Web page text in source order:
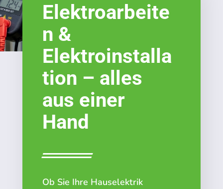
Elektroarbeite
n &
Elektroinstalla
tion – alles
aus einer
Hand
Ob Sie Ihre Hauselektrik